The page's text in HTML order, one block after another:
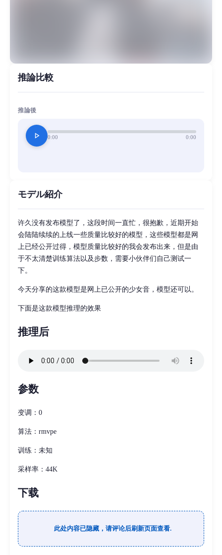
推論比較
推論後
play_arrow 0:00 0:00
モデル紹介
许久没有发布模型了，这段时间一直忙，很抱歉，近期开始
会陆陆续续的上线一些质量比较好的模型，这些模型都是网
上已经公开过得，模型质量比较好的我会发布出来，但是由
于不太清楚训练算法以及步数，需要小伙伴们自己测试一
下。
今天分享的这款模型是网上已公开的少女音，模型还可以。
下面是这款模型推理的效果
推理后
参数
变调：0
算法：rmvpe
训练：未知
采样率：44K
下载
此处内容已隐藏，请评论后刷新页面查看.